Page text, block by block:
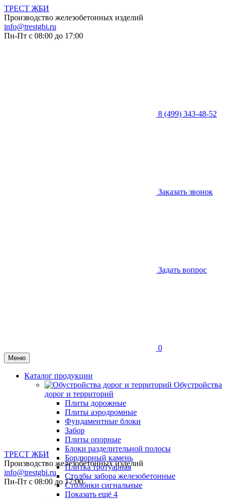
ТРЕСТ ЖБИ
Производство железобетонных изделий
info@trestgbi.ru
Пн-Пт с 08:00 до 17:00
8 (499) 343-48-52
Заказать звонок
Задать вопрос
0
Меню
Каталог продукции
Обустройства
дорог и территорий
Плиты дорожные
Плиты аэродромные
Фундаментные блоки
Забор
Плиты опорные
Блоки разделительной полосы
Бордюрный камень
Плитка тротуарная
Столбы забора железобетонные
Столбики сигнальные
Показать ещё 4
ТРЕСТ ЖБИ
Производство железобетонных изделий
info@trestgbi.ru
Пн-Пт с 08:00 до 17:00